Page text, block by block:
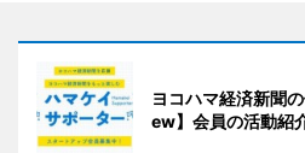
ヨコハマ経済新聞
ew】会員の活動紹